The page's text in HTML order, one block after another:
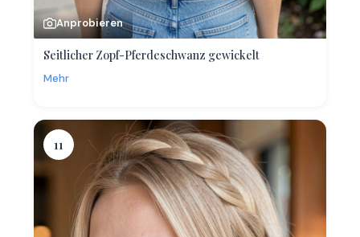
Anprobieren
Seitlicher Zopf-Pferdeschwanz gewickelt
Mehr
11